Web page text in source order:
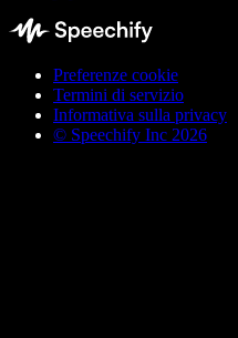
Preferenze cookie
Termini di servizio
Informativa sulla privacy
© Speechify Inc 2026